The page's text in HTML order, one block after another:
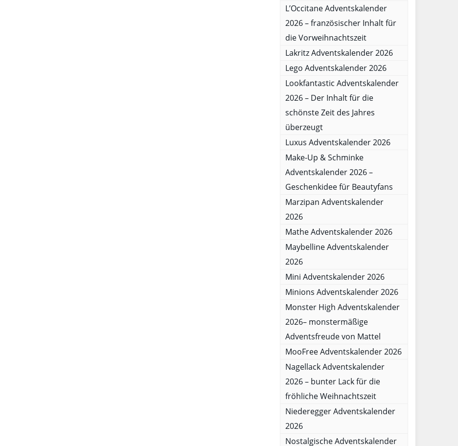
L’Occitane Adventskalender
2026 – französischer Inhalt für
die Vorweihnachtszeit
Lakritz Adventskalender 2026
Lego Adventskalender 2026
Lookfantastic Adventskalender
2026 – Der Inhalt für die
schönste Zeit des Jahres
überzeugt
Luxus Adventskalender 2026
Make-Up & Schminke
Adventskalender 2026 –
Geschenkidee für Beautyfans
Marzipan Adventskalender
2026
Mathe Adventskalender 2026
Maybelline Adventskalender
2026
Mini Adventskalender 2026
Minions Adventskalender 2026
Monster High Adventskalender
2026– monstermäßige
Adventsfreude von Mattel
MooFree Adventskalender 2026
Nagellack Adventskalender
2026 – bunter Lack für die
fröhliche Weihnachtszeit
Niederegger Adventskalender
2026
Nostalgische Adventskalender